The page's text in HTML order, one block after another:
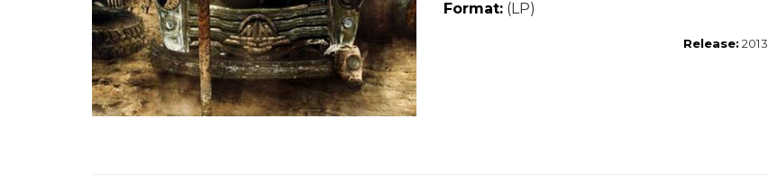
Format: (LP)
Release: 2013